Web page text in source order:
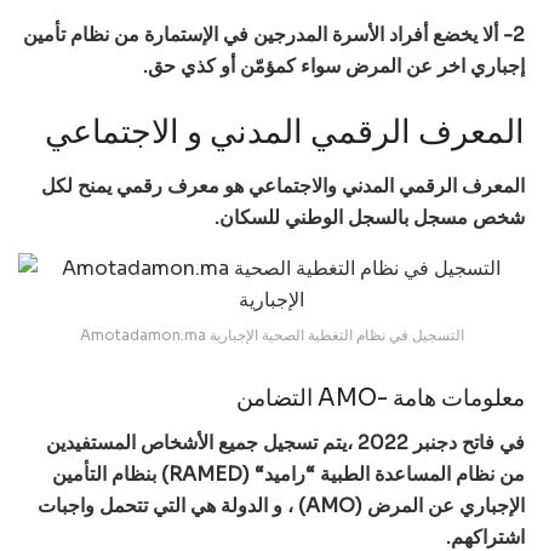
2- ألا يخضع أفراد الأسرة المدرجين في الإستمارة من نظام تأمين
إجباري اخر عن المرض سواء كمؤمّن أو كذي حق.
المعرف الرقمي المدني و الاجتماعي
المعرف الرقمي المدني والاجتماعي هو معرف رقمي يمنح لكل
شخص مسجل بالسجل الوطني للسكان.
Amotadamon.ma التسجيل في نظام التغطية الصحية الإجبارية
معلومات هامة -AMO التضامن
في فاتح دجنبر 2022 ،يتم تسجيل جميع الأشخاص المستفيدين
من نظام المساعدة الطبية “راميد“ (RAMED) بنظام التأمين
الإجباري عن المرض (AMO) ، و الدولة هي التي تتحمل واجبات
اشتراكهم.